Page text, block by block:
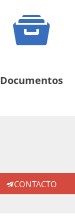
Documentos
CONTACTO